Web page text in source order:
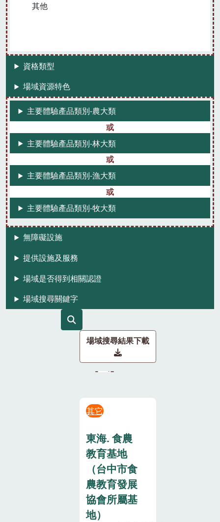
其他
資格類型
場域資源特色
主要體驗產品類別-農大類
主要體驗產品類別-林大類
主要體驗產品類別-漁大類
主要體驗產品類別-牧大類
無障礙設施
提供設施及服務
場域是否得到相關認證
場域搜尋關鍵字
場域搜尋結果下載
其它
東海. 食農
教育基地
（台中市食
農教育發展
協會所屬基
地）